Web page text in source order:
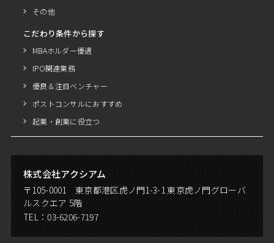
その他
こだわり条件から探す
MBAホルダー優遇
IPO関連業務
優良＆注目ベンチャー
ポストコンサルにおすすめ
起業・創業に役立つ
株式会社アクシアム
〒105-0001 東京都港区虎ノ門1-3-1 東京虎ノ門グローバ
ルスクエア 5階
TEL：03-6206-7197